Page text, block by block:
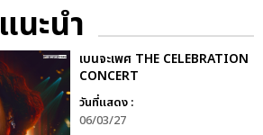
แนะนำ
เบนจะเพศ THE CELEBRATION
CONCERT
วันที่แสดง :
06/03/27